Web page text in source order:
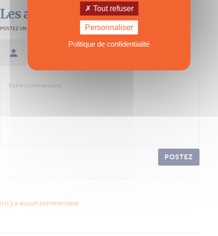
Les avis des lecteurs
POSTEZ UN AVIS
POSTEZ
Il n'y a aucun commentaire.
Tout refuser
Personnaliser
Politique de confidentialité